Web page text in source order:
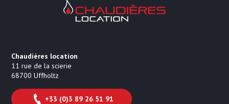
Chaudières Location Location de
Chaudières location
11 rue de la scierie
68700 Uffholtz
+33 (0)3 89 26 51 91